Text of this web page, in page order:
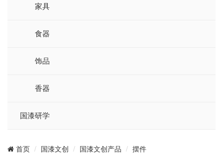
家具
食器
饰品
香器
国漆研学
首页 国漆文创 国漆文创产品 摆件